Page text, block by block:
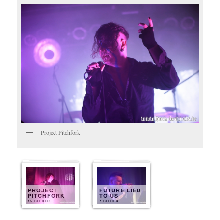
Project Pitchfork
PROJECT
PITCHFORK
15 BILDER
FUTURE LIED
TO US
7 BILDER